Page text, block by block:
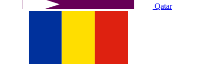
Qatar